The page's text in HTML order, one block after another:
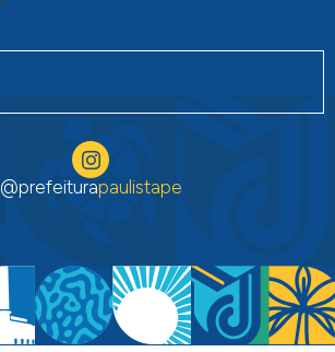
@prefeiturapaulistape